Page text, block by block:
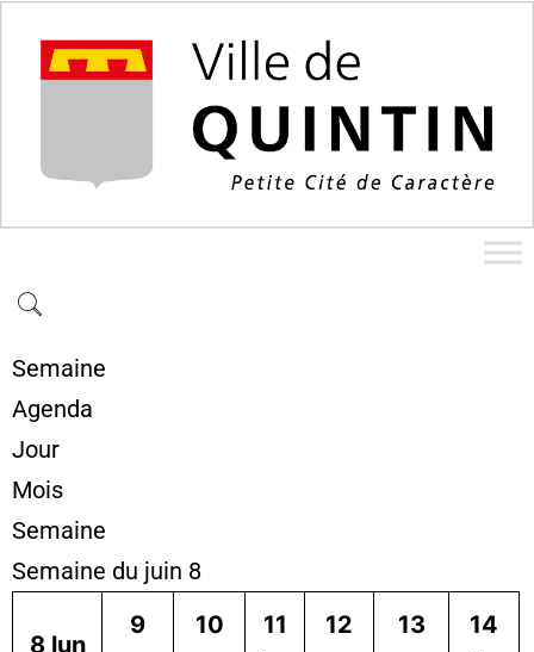
Semaine
Agenda
Jour
Mois
Semaine
Semaine du juin 8
8 lun
9
10
11
12
13
14